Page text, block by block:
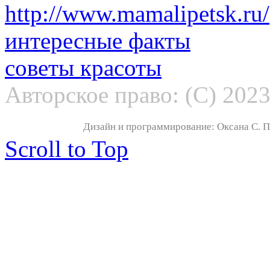
http://www.mamalipetsk.ru/
интересные факты
советы красоты
Авторское право: (С)
Дизайн и программирование: Оксана С.
Scroll to Top